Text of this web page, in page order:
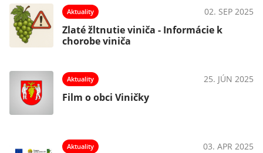
Aktuality 02. SEP 2025
Zlaté žltnutie viniča - Informácie k
chorobe viniča
Aktuality 25. JÚN 2025
Film o obci Viničky
Aktuality 03. APR 2025